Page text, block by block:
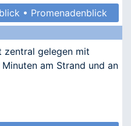
• Promenadenblick
zentral gelegen mit
am Strand und an